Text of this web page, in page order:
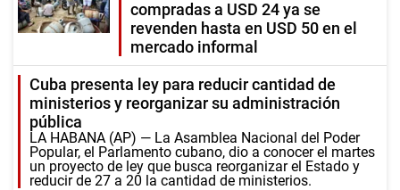
compradas a USD 24 ya se
revenden hasta en USD 50 en el
mercado informal
Cuba presenta ley para reducir cantidad de
ministerios y reorganizar su administración
pública
LA HABANA (AP) — La Asamblea Nacional del Poder
Popular, el Parlamento cubano, dio a conocer el martes
un proyecto de ley que busca reorganizar el Estado y
reducir de 27 a 20 la cantidad de ministerios.